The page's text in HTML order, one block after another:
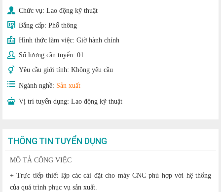
Chức vụ: Lao động kỹ thuật
Bằng cấp: Phổ thông
Hình thức làm việc: Giờ hành chính
Số lượng cần tuyển: 01
Yêu cầu giới tính: Không yêu cầu
Ngành nghề: Sản xuất
Vị trí tuyển dụng: Lao động kỹ thuật
THÔNG TIN TUYỂN DỤNG
MÔ TẢ CÔNG VIỆC
+ Trực tiếp thiết lập các cài đặt cho máy CNC phù hợp với hệ thống
của quá trình phục vụ sản xuất.